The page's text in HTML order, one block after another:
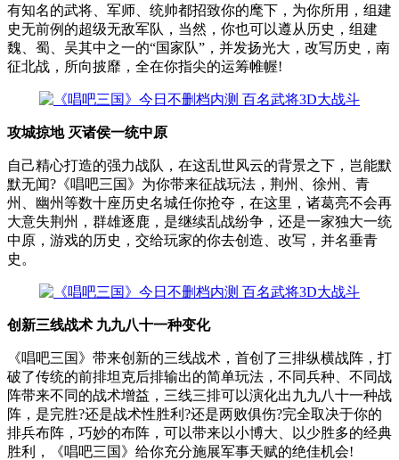
有知名的武将、军师、统帅都招致你的麾下，为你所用，组建
史无前例的超级无敌军队，当然，你也可以遵从历史，组建
魏、蜀、吴其中之一的“国家队”，并发扬光大，改写历史，南
征北战，所向披靡，全在你指尖的运筹帷幄!
攻城掠地 灭诸侯一统中原
自己精心打造的强力战队，在这乱世风云的背景之下，岂能默
默无闻?《唱吧三国》为你带来征战玩法，荆州、徐州、青
州、幽州等数十座历史名城任你抢夺，在这里，诸葛亮不会再
大意失荆州，群雄逐鹿，是继续乱战纷争，还是一家独大一统
中原，游戏的历史，交给玩家的你去创造、改写，并名垂青
史。
创新三线战术 九九八十一种变化
《唱吧三国》带来创新的三线战术，首创了三排纵横战阵，打
破了传统的前排坦克后排输出的简单玩法，不同兵种、不同战
阵带来不同的战术增益，三线三排可以演化出九九八十一种战
阵，是完胜?还是战术性胜利?还是两败俱伤?完全取决于你的
排兵布阵，巧妙的布阵，可以带来以小博大、以少胜多的经典
胜利，《唱吧三国》给你充分施展军事天赋的绝佳机会!